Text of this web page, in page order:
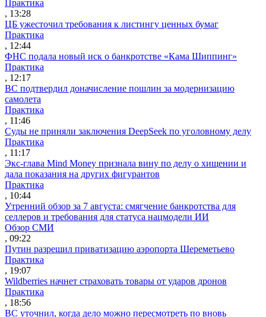
Практика
, 13:28
ЦБ ужесточил требования к листингу ценных бумаг
Практика
, 12:44
ФНС подала новый иск о банкротстве «Кама Шиппинг»
Практика
, 12:17
ВС подтвердил доначисление пошлин за модернизацию
самолета
Практика
, 11:46
Суды не приняли заключения DeepSeek по уголовному делу
Практика
, 11:17
Экс-глава Mind Money признала вину по делу о хищении и
дала показания на других фигурантов
Практика
, 10:44
Утренний обзор за 7 августа: смягчение банкротства для
селлеров и требования для статуса нацмодели ИИ
Обзор СМИ
, 09:22
Путин разрешил приватизацию аэропорта Шереметьево
Практика
, 19:07
Wildberries начнет страховать товары от ударов дронов
Практика
, 18:56
ВС уточнил, когда дело можно пересмотреть по вновь